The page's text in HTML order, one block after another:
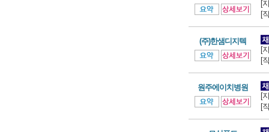
[
[
(주)한샘디지텍
[
[
원주에이치병원
[
[